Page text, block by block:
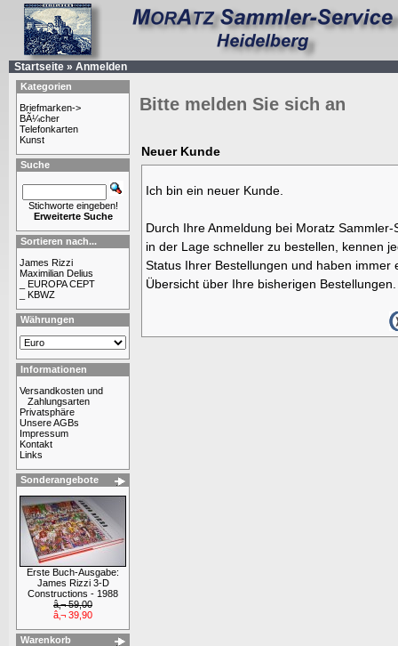
Startseite » Anmelden
Kategorien
Briefmarken->
BÃ¼cher
Telefonkarten
Kunst
Suche
Stichworte eingeben!
Erweiterte Suche
Sortieren nach...
James Rizzi
Maximilian Delius
_ EUROPA CEPT
_ KBWZ
Währungen
Informationen
Versandkosten und
Zahlungsarten
Privatsphäre
Unsere AGBs
Impressum
Kontakt
Links
Sonderangebote
Erste Buch-Ausgabe:
James Rizzi 3-D
Constructions - 1988
â‚¬ 59,00
â‚¬ 39,90
Warenkorb
Bitte melden Sie sich an
Neuer Kunde
Ich bin ein neuer Kunde.
Durch Ihre Anmeldung bei Moratz Sammler-
in der Lage schneller zu bestellen, kennen
Status Ihrer Bestellungen und haben immer
Übersicht über Ihre bisherigen Bestellungen.